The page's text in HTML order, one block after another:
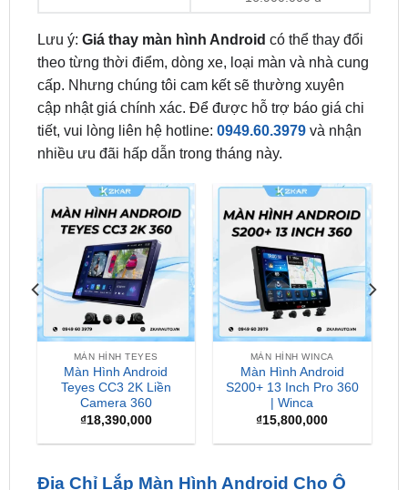
cấp. Nhưng chúng tôi cam kết sẽ thường xuyên
cập nhật giá chính xác. Để được hỗ trợ báo giá chi
tiết, vui lòng liên hệ hotline:0949.60.3979 và nhận
nhiều ưu đãi hấp dẫn trong tháng này.
MÀN HÌNH TEYES
Màn Hình Android
Teyes CC3 2K Liền
Camera 360
₫18,390,000
MÀN HÌNH WINCA
Màn Hình Android
S200+ 13 Inch Pro 360
| Winca
₫15,800,000